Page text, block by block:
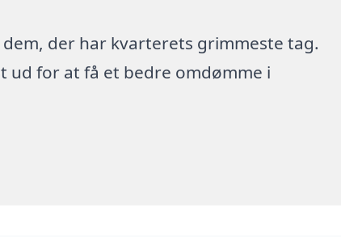
der har kvarterets grimmeste tag.
ud for at få et bedre omdømme i